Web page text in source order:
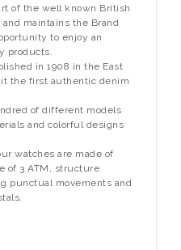
of the well known British
and maintains the Brand
to enjoy an
products.
in 1908 in the East
it the first authentic denim
of different models
and colorful designs
watches are made of
of 3 ATM, structure
punctual movements and